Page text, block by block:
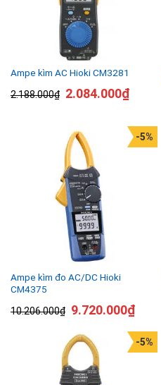
Ampe kìm AC Hioki CM3281
2.188.000₫ 2.084.000₫
Ampe kìm đo AC/DC Hioki
CM4375
10.206.000₫
-5%
9.720.000₫
-5%